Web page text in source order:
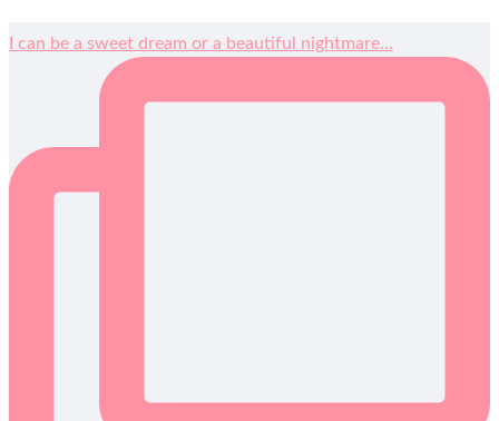
I can be a sweet dream or a beautiful nightmare…